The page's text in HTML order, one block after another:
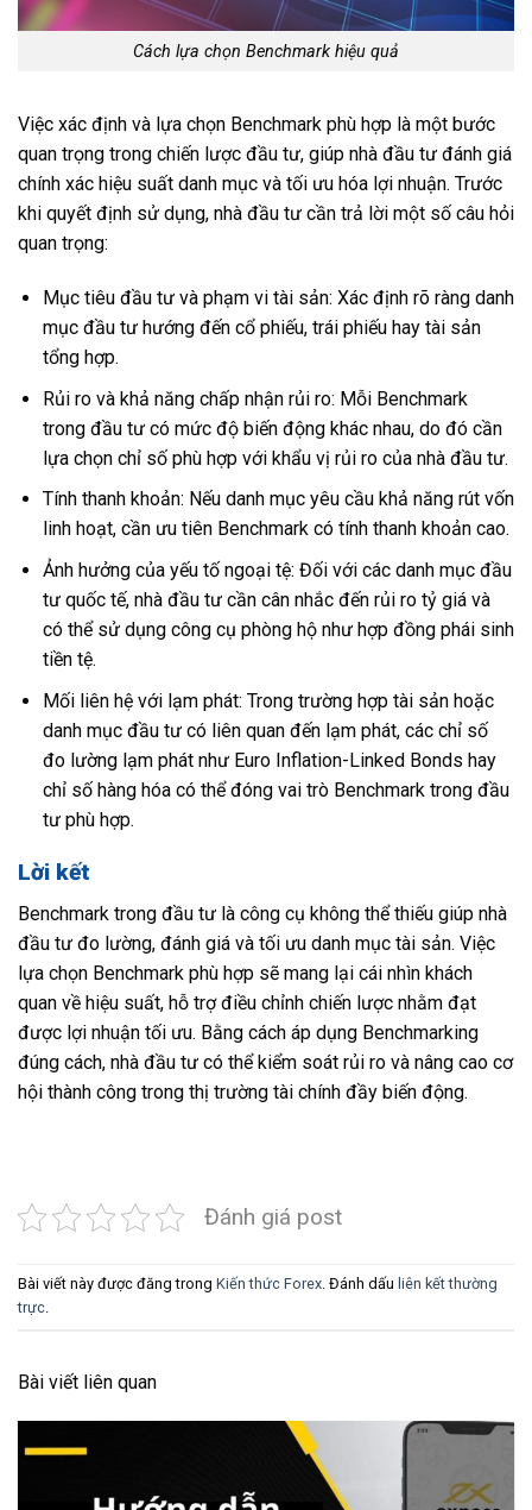
Cách lựa chọn Benchmark hiệu quả
Việc xác định và lựa chọn Benchmark phù hợp là một bước
quan trọng trong chiến lược đầu tư, giúp nhà đầu tư đánh giá
chính xác hiệu suất danh mục và tối ưu hóa lợi nhuận. Trước
khi quyết định sử dụng, nhà đầu tư cần trả lời một số câu hỏi
quan trọng:
Mục tiêu đầu tư và phạm vi tài sản: Xác định rõ ràng danh
mục đầu tư hướng đến cổ phiếu, trái phiếu hay tài sản
tổng hợp.
Rủi ro và khả năng chấp nhận rủi ro: Mỗi Benchmark
trong đầu tư có mức độ biến động khác nhau, do đó cần
lựa chọn chỉ số phù hợp với khẩu vị rủi ro của nhà đầu tư.
Tính thanh khoản: Nếu danh mục yêu cầu khả năng rút vốn
linh hoạt, cần ưu tiên Benchmark có tính thanh khoản cao.
Ảnh hưởng của yếu tố ngoại tệ: Đối với các danh mục đầu
tư quốc tế, nhà đầu tư cần cân nhắc đến rủi ro tỷ giá và
có thể sử dụng công cụ phòng hộ như hợp đồng phái sinh
tiền tệ.
Mối liên hệ với lạm phát: Trong trường hợp tài sản hoặc
danh mục đầu tư có liên quan đến lạm phát, các chỉ số
đo lường lạm phát như Euro Inflation-Linked Bonds hay
chỉ số hàng hóa có thể đóng vai trò Benchmark trong đầu
tư phù hợp.
Lời kết
Benchmark trong đầu tư là công cụ không thể thiếu giúp nhà
đầu tư đo lường, đánh giá và tối ưu danh mục tài sản. Việc
lựa chọn Benchmark phù hợp sẽ mang lại cái nhìn khách
quan về hiệu suất, hỗ trợ điều chỉnh chiến lược nhằm đạt
được lợi nhuận tối ưu. Bằng cách áp dụng Benchmarking
đúng cách, nhà đầu tư có thể kiểm soát rủi ro và nâng cao cơ
hội thành công trong thị trường tài chính đầy biến động.
Đánh giá post
Bài viết này được đăng trong Kiến thức Forex. Đánh dấu liên kết thường
trực.
Bài viết liên quan